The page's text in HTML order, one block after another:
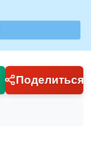
Поделиться